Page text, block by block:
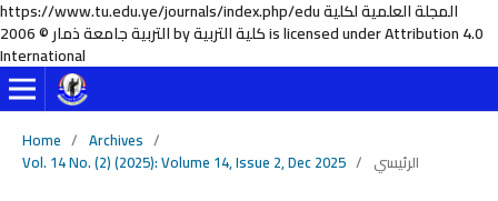
https://www.tu.edu.ye/journals/index.php/edu المجلة العلمية لكلية
التربية جامعة ذمار © 2006 by كلية التربية is licensed under Attribution 4.0
International
Home / Archives /
Vol. 14 No. (2) (2025): Volume 14, Issue 2, Dec 2025 / الرئيسي